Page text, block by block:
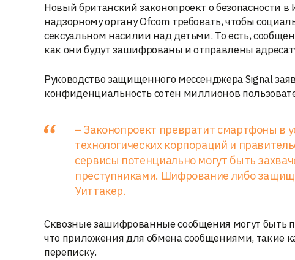
Новый британский законопроект о безопасности
надзорному органу Ofcom требовать, чтобы
сексуальном насилии над детьми. То есть,
как они будут зашифрованы и отправлены
Руководство защищенного мессенджера Signal
конфиденциальность сотен миллионов
– Законопроект превратит смартфоны в
технологических корпораций и
сервисы потенциально могут быть
преступниками. Шифрование либо
Уиттакер.
Сквозные зашифрованные сообщения могут быть
что приложения для обмена сообщениями, такие
переписку.